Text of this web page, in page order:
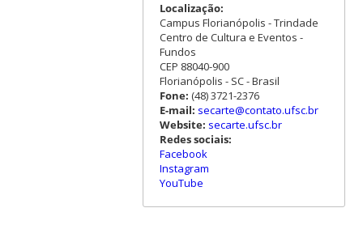
Localização:
Campus Florianópolis - Trindade
Centro de Cultura e Eventos -
Fundos
CEP 88040-900
Florianópolis - SC - Brasil
Fone: (48) 3721-2376
E-mail: secarte@contato.ufsc.br
Website: secarte.ufsc.br
Redes sociais:
Facebook
Instagram
YouTube